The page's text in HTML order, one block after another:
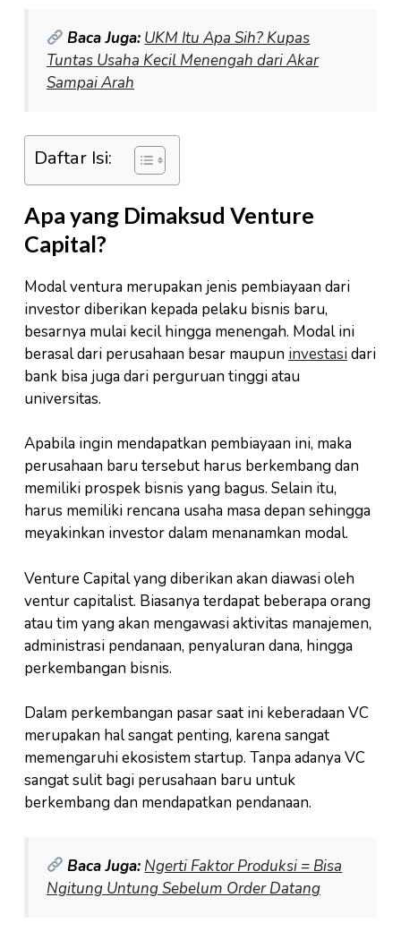
Baca Juga: UKM Itu Apa Sih? Kupas
Tuntas Usaha Kecil Menengah dari Akar
Sampai Arah
Daftar Isi:
Apa yang Dimaksud Venture
Capital?
Modal ventura merupakan jenis pembiayaan dari
investor diberikan kepada pelaku bisnis baru,
besarnya mulai kecil hingga menengah. Modal ini
berasal dari perusahaan besar maupun investasidari
bank bisa juga dari perguruan tinggi atau
universitas.
Apabila ingin mendapatkan pembiayaan ini, maka
perusahaan baru tersebut harus berkembang dan
memiliki prospek bisnis yang bagus. Selain itu,
harus memiliki rencana usaha masa depan sehingga
meyakinkan investor dalam menanamkan modal.
Venture Capital yang diberikan akan diawasi oleh
ventur capitalist. Biasanya terdapat beberapa orang
atau tim yang akan mengawasi aktivitas manajemen,
administrasi pendanaan, penyaluran dana, hingga
perkembangan bisnis.
Dalam perkembangan pasar saat ini keberadaan VC
merupakan hal sangat penting, karena sangat
memengaruhi ekosistem startup. Tanpa adanya VC
sangat sulit bagi perusahaan baru untuk
berkembang dan mendapatkan pendanaan.
Baca Juga: Ngerti Faktor Produksi = Bisa
Ngitung Untung Sebelum Order Datang